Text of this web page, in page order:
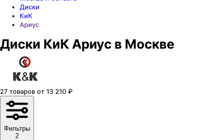
Диски
КиК
Ариус
Диски КиК Ариус в Москве
27 товаров от 13 210 ₽
Фильтры
2